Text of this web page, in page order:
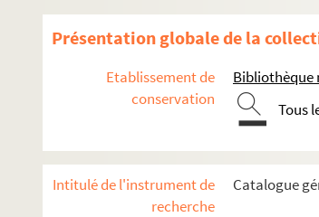
Présentation globale de la
Etablissement de
conservation
Bibliothèque
Tous
Intitulé de l'instrument de
recherche
Catalogue
832. « Philosophia Aristotelica, ad mentem
834. « Secunda philosophiae pars.
835. « Secunda pars phisicae, seu phisica
837. « Compendium dialecticae, authore
838. « Gasophilacium loculorum,